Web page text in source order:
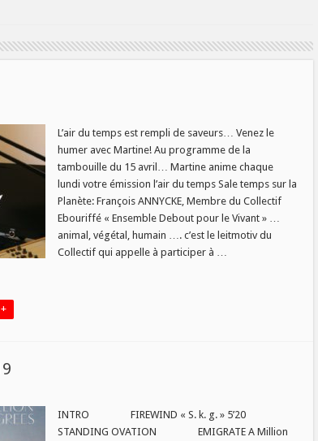
L’air du temps est rempli de saveurs… Venez le
humer avec Martine! Au programme de la
tambouille du 15 avril… Martine anime chaque
lundi votre émission l’air du temps Sale temps sur la
Planète: François ANNYCKE, Membre du Collectif
Ebouriffé « Ensemble Debout pour le Vivant » …
animal, végétal, humain …. c’est le leitmotiv du
Collectif qui appelle à participer à …
INTRO FIREWIND « S. k. g. » 5’20
STANDING OVATION EMIGRATE A Million